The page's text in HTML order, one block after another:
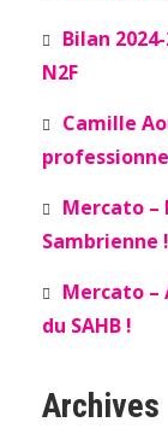
Bilan
N2F
Camille
Mercato –
Sambrienne !
Mercato –
du SAHB !
Archives